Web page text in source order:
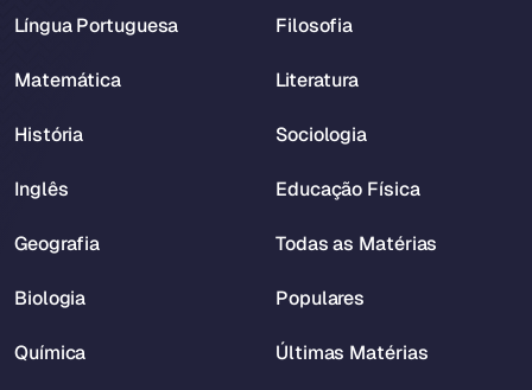
Língua Portuguesa
Matemática
História
Inglês
Geografia
Biologia
Química
Filosofia
Literatura
Sociologia
Educação Física
Todas as Matérias
Populares
Últimas Matérias